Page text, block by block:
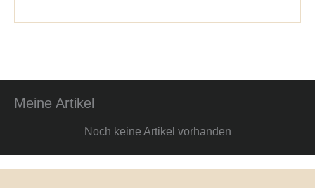
Meine Artikel
Noch keine Artikel vorhanden